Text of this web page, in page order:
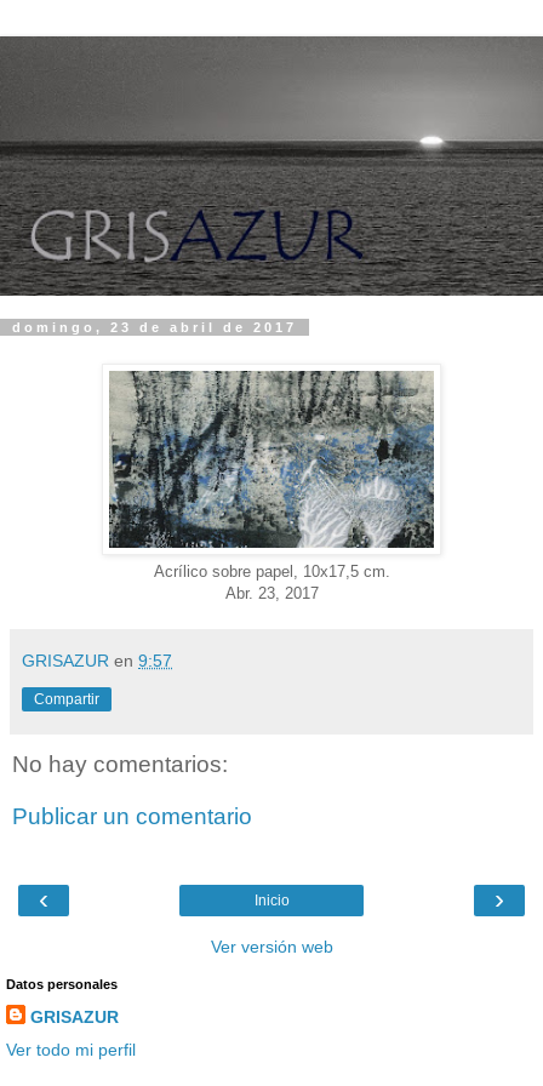
domingo, 23 de abril de 2017
Acrílico sobre papel, 10x17,5 cm.
Abr. 23, 2017
GRISAZUR en 9:57
Compartir
No hay comentarios:
Publicar un comentario
‹ ›
Inicio
Ver versión web
Datos personales
GRISAZUR
Ver todo mi perfil